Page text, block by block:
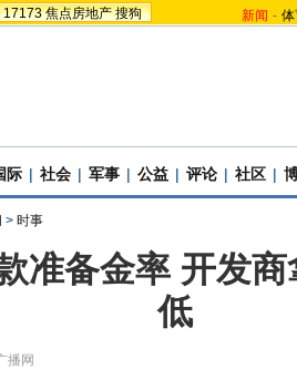
17173 焦点房地产 搜狗 新闻 -
际 | 社会 | 军事 | 公益 | 评论 | 社区 |
> 时事
准备金率 开发
低
播网